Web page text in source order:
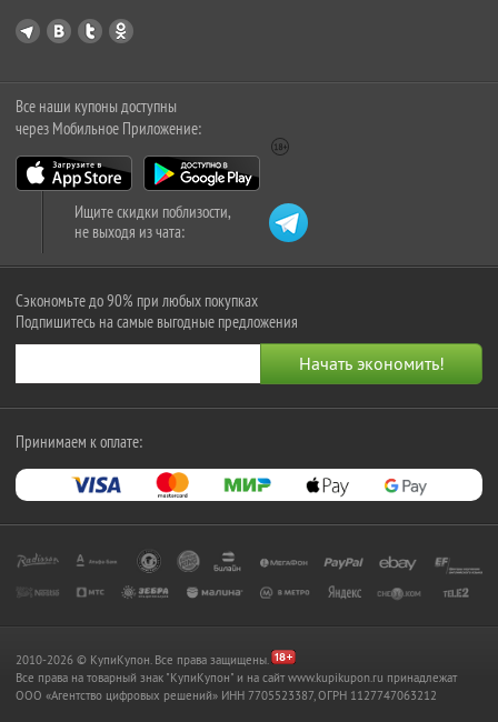
Все наши купоны доступны
через Мобильное Приложение:
Ищите скидки поблизости,
не выходя из чата:
Сэкономьте до 90% при любых покупках
Подпишитесь на самые выгодные предложения
Принимаем к оплате:
2010-2026 © КупиКупон. Все права защищены.
Все права на товарный знак "КупиКупон" и на сайт www.kupikupon.ru принадлежат
OOO «Агентство цифровых решений» ИНН 7705523387, ОГРН 1127747063212